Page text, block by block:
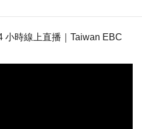
小時線上直播｜Taiwan EBC